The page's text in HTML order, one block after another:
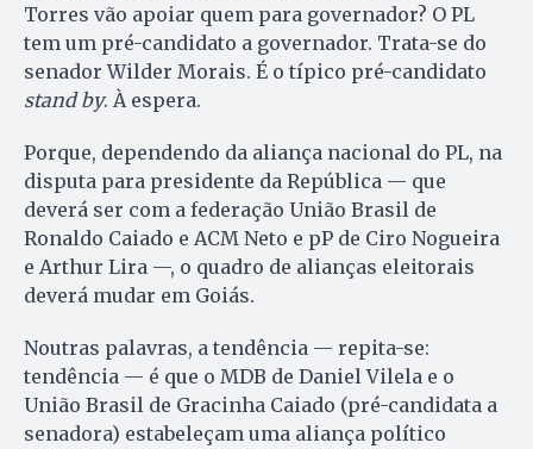
Torres vão apoiar quem para governador? O PL
tem um pré-candidato a governador. Trata-se do
senador Wilder Morais. É o típico pré-candidato
stand by. À espera.
Porque, dependendo da aliança nacional do PL, na
disputa para presidente da República — que
deverá ser com a federação União Brasil de
Ronaldo Caiado e ACM Neto e pP de Ciro Nogueira
e Arthur Lira —, o quadro de alianças eleitorais
deverá mudar em Goiás.
Noutras palavras, a tendência — repita-se:
tendência — é que o MDB de Daniel Vilela e o
União Brasil de Gracinha Caiado (pré-candidata a
senadora) estabeleçam uma aliança político